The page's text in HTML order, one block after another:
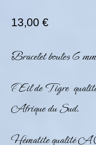
13,00 €
Bracelet boules 6
Œil de Tigre
Afrique du Sud.
Hématite qualité A